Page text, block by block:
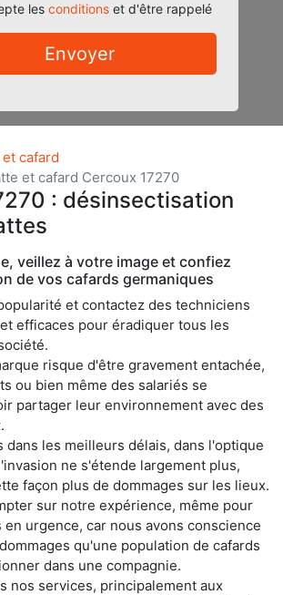
les conditionset d'être rappelé
Envoyer
cafard
et cafard Cercoux 17270
: désinsectisation
veillez à votre image et confiez
de vos cafards germaniques
et contactez des techniciens
efficaces pour éradiquer tous les
risque d'être gravement entachée,
ou bien même des salariés se
partager leur environnement avec des
dans les meilleurs délais, dans l'optique
ne s'étende largement plus,
façon plus de dommages sur les lieux.
sur notre expérience, même pour
urgence, car nous avons conscience
qu'une population de cafards
dans une compagnie.
nos services, principalement aux